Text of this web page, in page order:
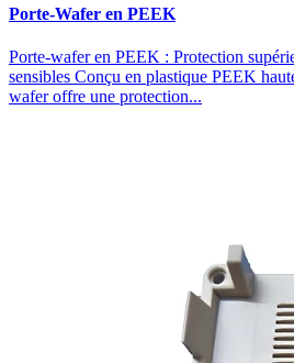
Porte-Wafer en PEEK
Porte-wafer en PEEK : Protection
sensibles Conçu en plastique PEEK
wafer offre une protection...